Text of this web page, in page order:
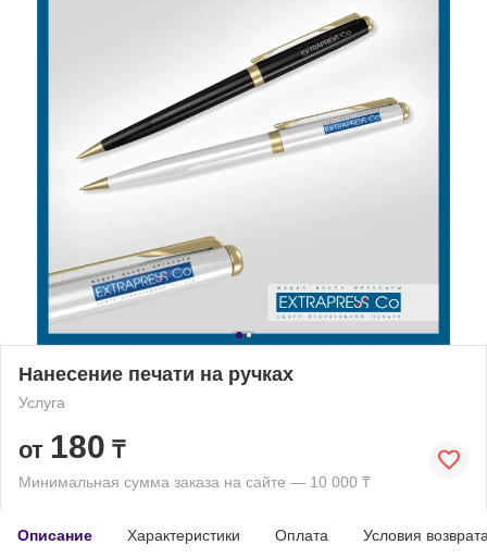
Нанесение печати на ручках
Услуга
от 180 ₸
Минимальная сумма заказа на сайте — 10 000 ₸
Описание Характеристики Оплата Условия